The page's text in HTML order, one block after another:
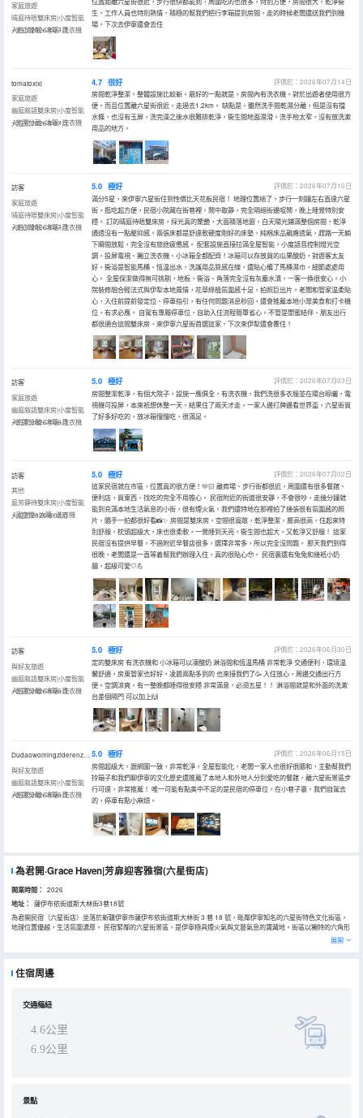
家庭旅遊
晴庭待唔雙床房|小度智能
+安心睡眠+冰箱+洗衣機
入住於2026年07月
生，工作人員也特別熱情，積極的幫我們把行李箱提到房間，走的時候老闆還送我們到機
場，下次去伊寧還會去住
tomatoxixi
家庭旅遊
幽庭敍語雙床房|小度智能
+乾濕分離+冰箱+洗衣機
入住於2026年07月
4.7 很好
評價於：2026年07月14日
房間乾淨整潔。整體設施比較新。最好的一點就是，房間內有洗衣機。對於出遊者使用很方
便。而且位置離六星街很近，走過去1.2km。 缺點是，雖然洗手間乾濕分離。但是沒有擋
水條，也沒有玉屏，洗完澡之後水很難排乾淨，衞生間地面濕滑。洗手枱太窄，沒有放洗漱
用品的地方。
訪客
家庭旅遊
晴庭待唔雙床房|小度智能
+安心睡眠+冰箱+洗衣機
入住於2026年07月
5.0 極好
評價於：2026年07月10日
滿分5星，來伊寧六星街住到性價比天花板民宿！ 地理位置絕了，步行一刻鐘左右直達六星
街，逛吃超方便，民宿小院藏在街巷裡，鬧中取靜，完全隔絕街邊喧鬧，晚上睡覺特別安
穩。 訂的晴庭待晤雙床房，採光真的驚艷，大面積落地窗，白天陽光鋪滿整個房間，乾淨
通透沒有一點壓抑感。兩張床都是舒達軟硬度剛好的床墊，純棉床品親膚透氣，趕路一天躺
下瞬間放鬆，完全沒有旅途疲憊感。 配套設施直接拉滿全屋智能，小度語音控制燈光空
調，投屏電視、獨立洗衣機、小冰箱全都配齊！冰箱可以存放買的瓜果酸奶，對遊客太友
好。衞浴是智能馬桶、恆温出水，洗護用品質感在線，還貼心備了馬桶濕巾，細節處處用
心。 全屋保潔做得無可挑剔，地板、衞浴、角落完全沒有灰塵水漬，一客一換很安心。小
院裝修融合輕法式與伊犁本地風情，花草綠植氛圍感十足，拍照巨出片。老闆和管家温柔貼
心，入住前提前發定位、停車指引，有任何問題消息秒回，還會推薦本地小眾美食和打卡機
位，有求必應。 自駕有專屬停車位，自助入住流程簡單省心。不管是閨蜜結伴、朋友出行
都很適合這間雙床房，來伊寧六星街首選這家，下次來伊犁還會覆住！
訪客
家庭旅遊
幽庭敍語雙床房|小度智能
+乾濕分離+冰箱+洗衣機
入住於2026年06月
5.0 極好
評價於：2026年07月03日
房間整潔乾淨，有個大院子，設施一應俱全，有洗衣機，我們洗很多衣服並在陽台晾曬，電
視機可投屏，本來衹想休整一天，結果住了兩天才走，一家人邊打牌邊看世界盃，六星街買
了好多好吃的，放冰箱慢慢吃，很滿足。
訪客
其他
庭芳靜待雙床房|小度智能
+寬空間+冰箱+洗衣機
入住於2026年06月
5.0 極好
評價於：2026年07月02日
這家民宿就在市區，位置真的很方便！🫶🏻 離商場、步行街都很近，周圍還有很多餐館、
便利店，買東西、找吃的完全不用擔心。 民宿附近的街道很安靜，不會很吵，走幾分鐘就
能到充滿本地生活氣息的小街，很有煙火氣。我們還特地在那裡拍了幾張很有氛圍感的照
片，隨手一拍都很好看📸✨ 房間是雙床房，空間很寬敞，乾淨整潔，層高很高，住起來特
別舒服。枕頭超級大，床也很柔軟，一覺睡到天亮。衞生間也超大，又乾淨又舒服！ 這家
民宿沒有提供早餐，不過附近早餐店很多，選擇非常多，所以完全沒問題。 那天我們到得
很晚，老闆還是一直等着幫我們辦理入住，真的很貼心🥹。 民宿裏還有兔兔和幾衹小奶
貓，超級可愛🤍💪
訪客
與好友旅遊
幽庭敍語雙床房|小度智能
+乾濕分離+冰箱+洗衣機
入住於2026年06月
5.0 極好
評價於：2026年06月30日
定的雙床房 有洗衣機和 小冰箱可以凍酸奶 淋浴間和恆温馬桶 非常乾淨 交通便利，環境温
馨舒適，房東管家也好好，凌晨兩點多到的 也來接我們了🥳 入住放心，周邊交通出行方
便。空調涼爽，有一整晚都睡得很安穩 非常滿意，必須五星！！ 淋浴間就是和外面的洗漱
台差個隔門 可以加上🙌
Dudaowomingziderenzhunixingfu
與好友旅遊
幽庭敍語雙床房|小度智能
+乾濕分離+冰箱+洗衣機
入住於2026年06月
5.0 極好
評價於：2026年06月15日
房間超級大，跟網圖一致，非常乾淨，全屋智能化，老闆一家人也很好很隨和，主動幫我們
拎箱子和我們聊伊寧的文化歷史還推薦了本地人和外地人分別愛吃的餐館，離六星街景區步
行可達，非常推薦！ 唯一可能有點美中不足的是民宿的停車位，在小巷子裏，我們自駕去
的，停車有點小麻煩。
為君開·Grace Haven|芳扉迎客雅宿(六星街店)
開業時間： 2026
地址：
薩伊布依街道斯大林街3巷18號
為君開民宿（六星街店）坐落於新疆伊寧市薩伊布依街道斯大林街 3 巷 18 號，毗鄰伊寧知名的六星街特色文化街區，
地理位置優越，生活氛圍濃厚。 民宿緊鄰的六星街景區，是伊寧極具煙火氣與文藝氣息的寶藏地。街區以獨特的六角形
街道佈局聞名，巷子裏散落着彩色俄式建築、手風琴博物館與特色文創小店，隨手一拍都是大片。漫步街區，既能邂逅
悠揚的手風琴旋律，也能在街邊小店品嚐地道的伊犁美食，沉浸式感受這座邊城的温柔與浪漫。 民宿周邊配套齊全，大
麪、抓飯，日常採購與週末逛街、覓食都十分方便。 客房以簡約舒適的風格打造温馨休憩空間，乾淨整潔，配備高清電
想下榻之選。
展開
住宿周邊
交通樞紐
4.6公里
6.9公里
景點